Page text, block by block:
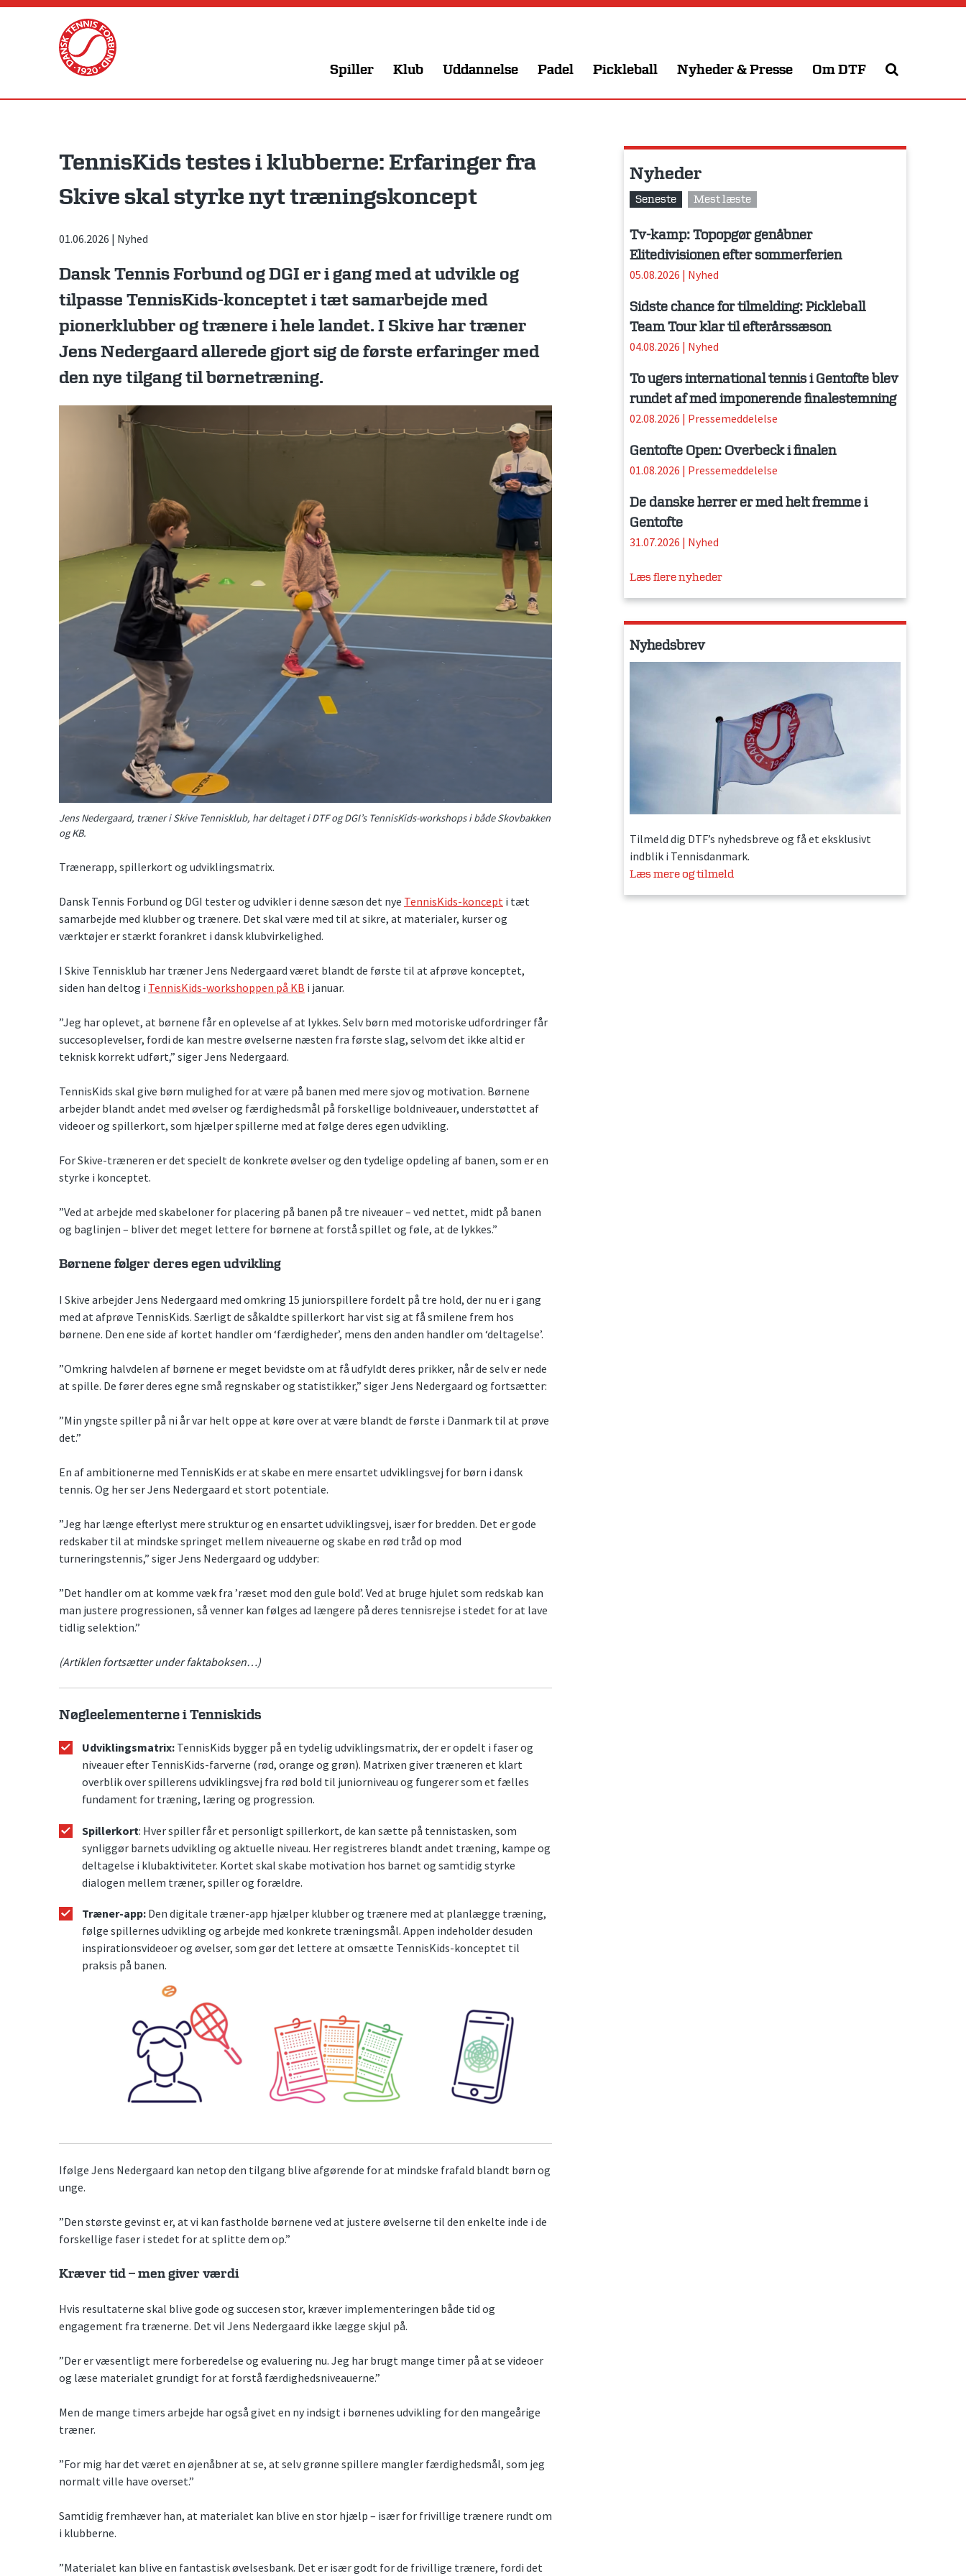
Skip
Spiller Klub Uddannelse Padel Pickleball Nyheder & Presse Om DTF
TennisKids testes i klubberne: Erfaringer fra
Skive skal styrke nyt træningskoncept
01.06.2026 | Nyhed
Dansk Tennis Forbund og DGI er i gang med at udvikle og
tilpasse TennisKids-konceptet i tæt samarbejde med
pionerklubber og trænere i hele landet. I Skive har træner
Jens Nedergaard allerede gjort sig de første erfaringer med
den nye tilgang til børnetræning.
Jens Nedergaard, træner i Skive Tennisklub, har deltaget i DTF og DGI’s TennisKids-workshops i både Skovbakken
og KB.
Trænerapp, spillerkort og udviklingsmatrix.
Dansk Tennis Forbund og DGI tester og udvikler i denne sæson det nye TennisKids-koncept i tæt
samarbejde med klubber og trænere. Det skal være med til at sikre, at materialer, kurser og
værktøjer er stærkt forankret i dansk klubvirkelighed.
I Skive Tennisklub har træner Jens Nedergaard været blandt de første til at afprøve konceptet,
siden han deltog i TennisKids-workshoppen på KB i januar.
”Jeg har oplevet, at børnene får en oplevelse af at lykkes. Selv børn med motoriske udfordringer får
succesoplevelser, fordi de kan mestre øvelserne næsten fra første slag, selvom det ikke altid er
teknisk korrekt udført,” siger Jens Nedergaard.
TennisKids skal give børn mulighed for at være på banen med mere sjov og motivation. Børnene
arbejder blandt andet med øvelser og færdighedsmål på forskellige boldniveauer, understøttet af
videoer og spillerkort, som hjælper spillerne med at følge deres egen udvikling.
For Skive-træneren er det specielt de konkrete øvelser og den tydelige opdeling af banen, som er en
styrke i konceptet.
”Ved at arbejde med skabeloner for placering på banen på tre niveauer – ved nettet, midt på banen
og baglinjen – bliver det meget lettere for børnene at forstå spillet og føle, at de lykkes.”
Børnene følger deres egen udvikling
I Skive arbejder Jens Nedergaard med omkring 15 juniorspillere fordelt på tre hold, der nu er i gang
med at afprøve TennisKids. Særligt de såkaldte spillerkort har vist sig at få smilene frem hos
børnene. Den ene side af kortet handler om ‘færdigheder’, mens den anden handler om ‘deltagelse’.
”Omkring halvdelen af børnene er meget bevidste om at få udfyldt deres prikker, når de selv er nede
at spille. De fører deres egne små regnskaber og statistikker,” siger Jens Nedergaard og fortsætter:
”Min yngste spiller på ni år var helt oppe at køre over at være blandt de første i Danmark til at prøve
det.”
En af ambitionerne med TennisKids er at skabe en mere ensartet udviklingsvej for børn i dansk
tennis. Og her ser Jens Nedergaard et stort potentiale.
”Jeg har længe efterlyst mere struktur og en ensartet udviklingsvej, især for bredden. Det er gode
redskaber til at mindske springet mellem niveauerne og skabe en rød tråd op mod
turneringstennis,” siger Jens Nedergaard og uddyber:
”Det handler om at komme væk fra ’ræset mod den gule bold’. Ved at bruge hjulet som redskab kan
man justere progressionen, så venner kan følges ad længere på deres tennisrejse i stedet for at lave
tidlig selektion.”
(Artiklen fortsætter under faktaboksen…)
Nøgleelementerne i Tenniskids
Udviklingsmatrix: TennisKids bygger på en tydelig udviklingsmatrix, der er opdelt i faser og
niveauer efter TennisKids-farverne (rød, orange og grøn). Matrixen giver træneren et klart
overblik over spillerens udviklingsvej fra rød bold til juniorniveau og fungerer som et fælles
fundament for træning, læring og progression.
Spillerkort: Hver spiller får et personligt spillerkort, de kan sætte på tennistasken, som
synliggør barnets udvikling og aktuelle niveau. Her registreres blandt andet træning, kampe og
deltagelse i klubaktiviteter. Kortet skal skabe motivation hos barnet og samtidig styrke
dialogen mellem træner, spiller og forældre.
Træner-app: Den digitale træner-app hjælper klubber og trænere med at planlægge træning,
følge spillernes udvikling og arbejde med konkrete træningsmål. Appen indeholder desuden
inspirationsvideoer og øvelser, som gør det lettere at omsætte TennisKids-konceptet til
praksis på banen.
Ifølge Jens Nedergaard kan netop den tilgang blive afgørende for at mindske frafald blandt børn og
unge.
”Den største gevinst er, at vi kan fastholde børnene ved at justere øvelserne til den enkelte inde i de
forskellige faser i stedet for at splitte dem op.”
Kræver tid – men giver værdi
Hvis resultaterne skal blive gode og succesen stor, kræver implementeringen både tid og
engagement fra trænerne. Det vil Jens Nedergaard ikke lægge skjul på.
”Der er væsentligt mere forberedelse og evaluering nu. Jeg har brugt mange timer på at se videoer
og læse materialet grundigt for at forstå færdighedsniveauerne.”
Men de mange timers arbejde har også givet en ny indsigt i børnenes udvikling for den mangeårige
træner.
”For mig har det været en øjenåbner at se, at selv grønne spillere mangler færdighedsmål, som jeg
normalt ville have overset.”
Samtidig fremhæver han, at materialet kan blive en stor hjælp – især for frivillige trænere rundt om
i klubberne.
”Materialet kan blive en fantastisk øvelsesbank. Det er især godt for de frivillige trænere, fordi det
Nyheder
Seneste Mest læste
Tv-kamp: Topopgør genåbner
Elitedivisionen efter sommerferien
05.08.2026 | Nyhed
Sidste chance for tilmelding: Pickleball
Team Tour klar til efterårssæson
04.08.2026 | Nyhed
To ugers international tennis i Gentofte blev
rundet af med imponerende finalestemning
02.08.2026 | Pressemeddelelse
Gentofte Open: Overbeck i finalen
01.08.2026 | Pressemeddelelse
De danske herrer er med helt fremme i
Gentofte
31.07.2026 | Nyhed
Læs flere nyheder
Nyhedsbrev
Tilmeld dig DTF’s nyhedsbreve og få et eksklusivt
indblik i Tennisdanmark.
Læs mere og tilmeld